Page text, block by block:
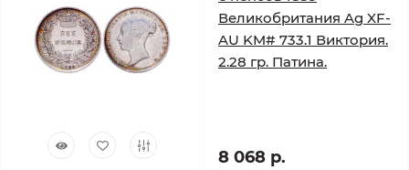
Великобритания Ag XF-
AU KM# 733.1 Виктория.
2.28 гр. Патина.
8 068 р.